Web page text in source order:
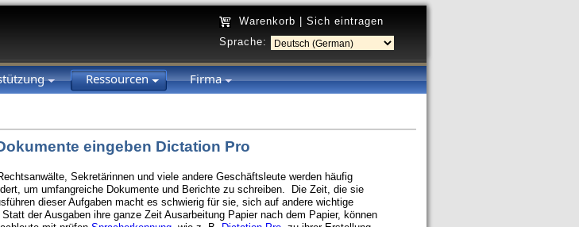
Warenkorb
Sich eintragen
Sprache:
Ressourcen Firma
eingeben Dictation Pro
Sekretärinnen und viele andere Geschäftsleute werden häufig
um umfangreiche Dokumente und Berichte zu schreiben. Die Zeit, die sie
dieser Aufgaben macht es schwierig für sie, sich auf andere wichtige
der Ausgaben ihre ganze Zeit Ausarbeitung Papier nach dem Papier, können